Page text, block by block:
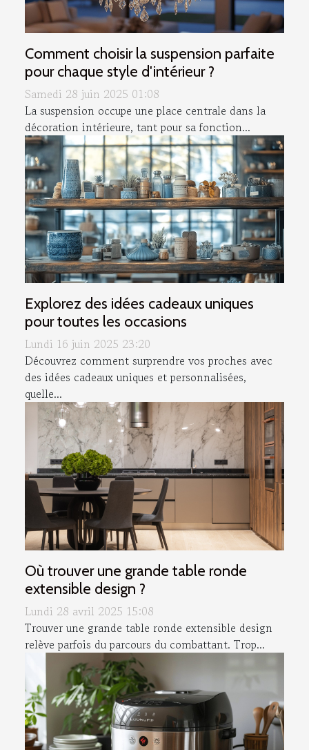
Comment choisir la suspension parfaite
pour chaque style d'intérieur ?
Samedi 28 juin 2025 01:08
La suspension occupe une place centrale dans la
décoration intérieure, tant pour sa fonction...
Explorez des idées cadeaux uniques
pour toutes les occasions
Lundi 16 juin 2025 23:20
Découvrez comment surprendre vos proches avec
des idées cadeaux uniques et personnalisées,
quelle...
Où trouver une grande table ronde
extensible design ?
Lundi 28 avril 2025 15:08
Trouver une grande table ronde extensible design
relève parfois du parcours du combattant. Trop...